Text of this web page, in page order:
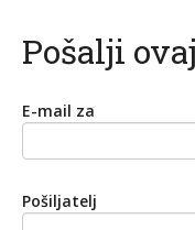
Pošalji
E-mail za
Pošiljatelj